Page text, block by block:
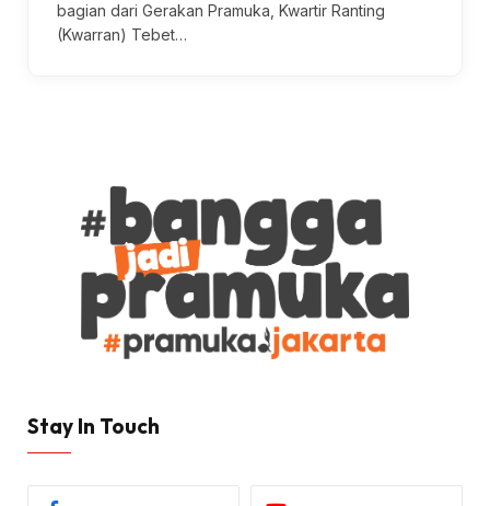
bagian dari Gerakan Pramuka, Kwartir Ranting
(Kwarran) Tebet…
Stay In Touch